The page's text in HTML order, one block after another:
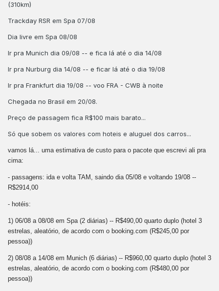
(310km)
Trackday RSR em Spa 07/08
Dia livre em Spa 08/08
Ir pra Munich dia 09/08 -- e fica lá até o dia 14/08
Ir pra Nurburg dia 14/08 -- e ficar lá até o dia 19/08
Ir pra Frankfurt dia 19/08 -- voo FRA - CWB à noite
Chegada no Brasil em 20/08.
Preço de passagem fica R$100 mais barato...
Só que sobem os valores com hoteis e aluguel dos carros...
vamos lá... uma estimativa de custo para o pacote que escrevi ali pra
cima:
- passagens: ida e volta TAM, saindo dia 05/08 e voltando 19/08 --
R$2914,00
- hotéis:
1) 06/08 a 08/08 em Spa (2 diárias) -- R$490,00 quarto duplo (hotel 3
estrelas, aleatório, de acordo com o booking.com (R$245,00 por
pessoa))
2) 08/08 a 14/08 em Munich (6 diárias) -- R$960,00 quarto duplo (hotel 3
estrelas, aleatório, de acordo com o booking.com (R$480,00 por
pessoa))